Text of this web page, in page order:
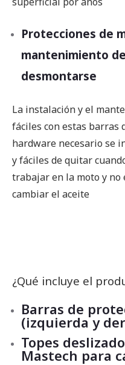
Protecciones de
mantenimiento
desmontarse
La instalación y el
fáciles con estas barras
hardware necesario se
y fáciles de quitar
trabajar en la moto y
cambiar el aceite
¿Qué incluye el
Barras de
(izquierda y
Topes
Mastech para